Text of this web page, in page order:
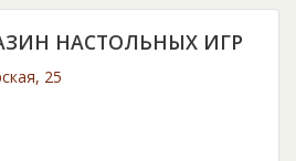
НАСТОЛЬНЫХ ИГР
25